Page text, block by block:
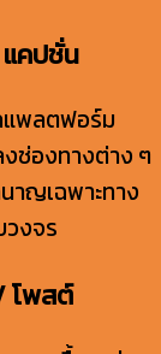
แคปชั่น
แพลตฟอร์ม
ช่องทางต่าง ๆ
าญเฉพาะทาง
งจร
โพสต์